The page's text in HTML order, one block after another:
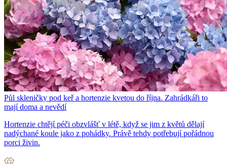
Půl skleničky pod keř a hortenzie kvetou do října. Zahrádkáři to
mají doma a nevědí
Hortenzie chtějí péči obzvlášť v létě, když se jim z květů dělají
nadýchané koule jako z pohádky. Právě tehdy potřebují pořádnou
porci živin.